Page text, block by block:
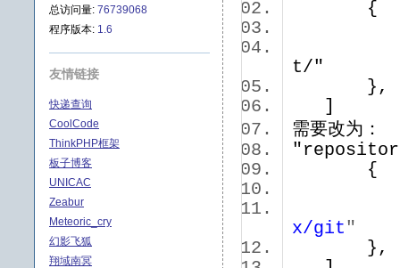
t/"
需要改为
x/git "
总访问量: 76739068
程序版本: 1.6
友情链接
快递查询
CoolCode
ThinkPHP框架
板子博客
UNICAC
Zeabur
Meteoric_cry
幻影飞狐
翔域南冥